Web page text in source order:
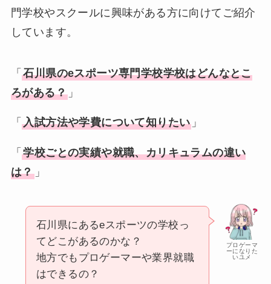
門学校やスクールに興味がある方に向けてご紹介
しています。
「石川県のeスポーツ専門学校学校はどんなとこ
ろがある？」
「入試方法や学費について知りたい 」
「学校ごとの実績や就職、カリキュラムの違い
は？」
プロゲーマ
ーになりた
いユメ
石川県にあるeスポーツの学校っ
てどこがあるのかな？
地方でもプロゲーマーや業界就職
はできるの？